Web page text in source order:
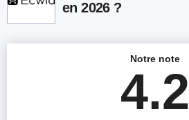
en 2026 ?
Notre note
4.2